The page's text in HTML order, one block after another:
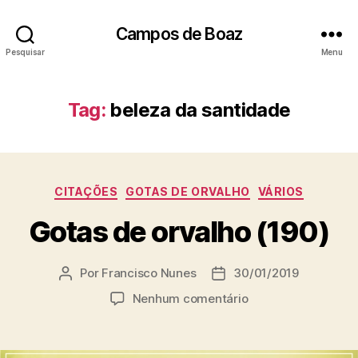
Pesquisar
Campos de Boaz
Menu
Tag: beleza da santidade
C
t
e
o
r
s
CITAÇÕES GOTAS DE ORVALHO VÁRIOS
Gotas de orvalho (190)
A Por Francisco Nunes
D 30/01/2019
Nenhum comentárioe
o